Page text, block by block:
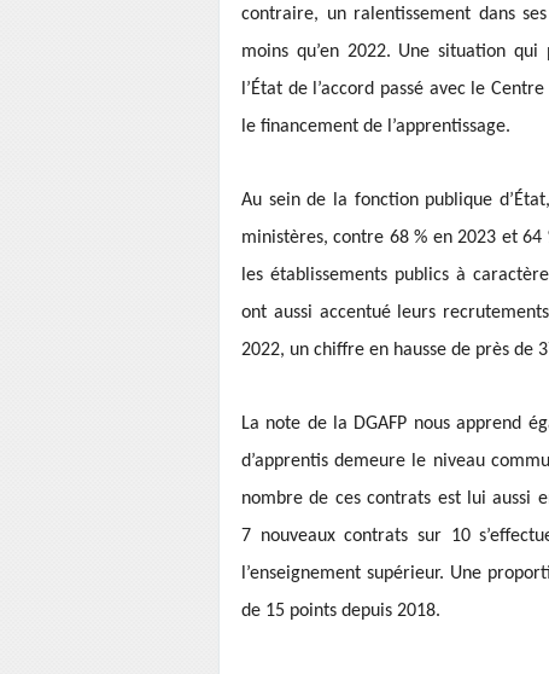
contraire, un ralentissement dans
moins qu’en 2022. Une situation
l’État de l’accord passé avec le
le financement de l’apprentissage.
Au sein de la fonction publique
ministères, contre 68 % en 2023 et
les établissements publics à
ont aussi accentué leurs
2022, un chiffre en hausse de près de
La note de la DGAFP nous apprend
d’apprentis demeure le niveau
nombre de ces contrats est lui aussi
7 nouveaux contrats sur 10
l’enseignement supérieur. Une
de 15 points depuis 2018.